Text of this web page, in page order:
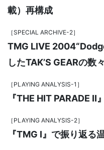
載）再構成
［SPECIAL ARCHIVE-2］
TMG LIVE
したTAK’S GEARの数々
［PLAYING ANALYSIS-1］
『THE HIT PARADE
［PLAYING ANALYSIS-2］
『TMG I』で振り返る